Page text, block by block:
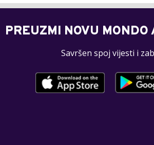
PREUZMI NOVU
Savršen spoj vijesti i